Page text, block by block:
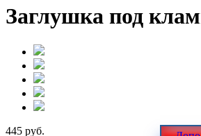
Заглушка под
445 руб.